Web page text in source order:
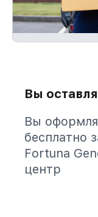
Вы
Вы
бесплатно
Fortuna
центр